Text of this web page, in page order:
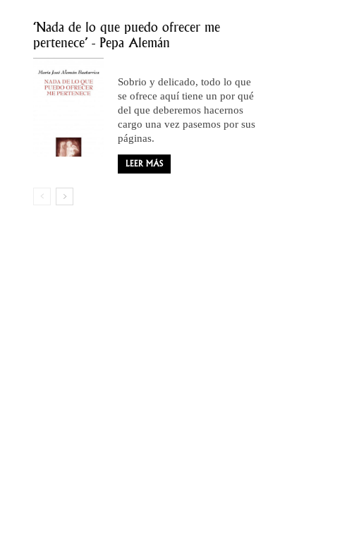
‘Nada de lo que puedo ofrecer me
pertenece’ - Pepa Alemán
Sobrio y delicado, todo lo que
se ofrece aquí tiene un por qué
del que deberemos hacernos
cargo una vez pasemos por sus
páginas.
LEER MÁS